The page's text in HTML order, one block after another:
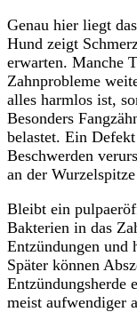
Genau hier liegt
Hund zeigt
erwarten. Manche
Zahnprobleme
alles harmlos ist,
Besonders
belastet. Ein
Beschwerden
an der
Bleibt ein
Bakterien in das
Entzündungen und
Später können
Entzündungsherde
meist aufwendiger